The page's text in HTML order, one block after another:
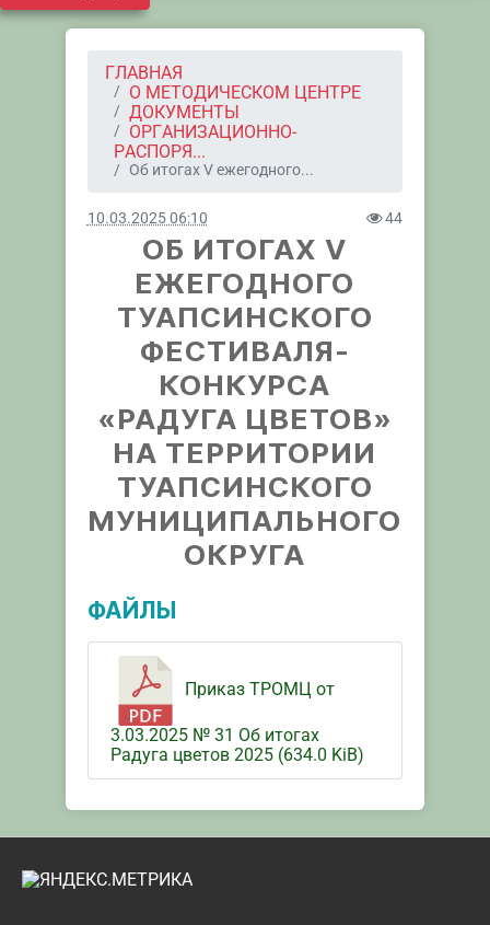
ГЛАВНАЯ
О МЕТОДИЧЕСКОМ ЦЕНТРЕ
ДОКУМЕНТЫ
ОРГАНИЗАЦИОННО-
РАСПОРЯ...
Об итогах V ежегодного...
10.03.2025 06:10 44
ОБ ИТОГАХ V
ЕЖЕГОДНОГО
ТУАПСИНСКОГО
ФЕСТИВАЛЯ-
КОНКУРСА
«РАДУГА ЦВЕТОВ»
НА ТЕРРИТОРИИ
ТУАПСИНСКОГО
МУНИЦИПАЛЬНОГО
ОКРУГА
ФАЙЛЫ
Приказ ТРОМЦ от
3.03.2025 № 31 Об итогах
Радуга цветов 2025 (634.0 KiB)